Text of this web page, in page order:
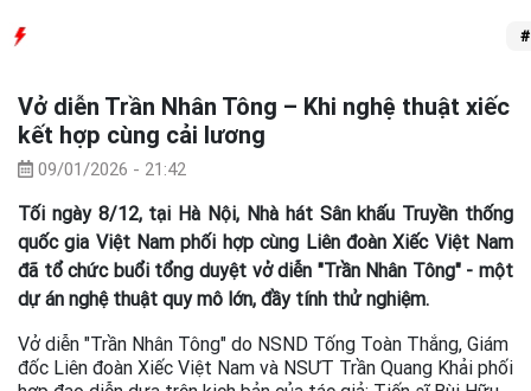
#
Vở diễn Trần Nhân Tông – Khi nghệ thuật xiếc
kết hợp cùng cải lương
09/01/2026 - 21:42
Tối ngày 8/12, tại Hà Nội, Nhà hát Sân khấu Truyền thống
quốc gia Việt Nam phối hợp cùng Liên đoàn Xiếc Việt Nam
đã tổ chức buổi tổng duyệt vở diễn "Trần Nhân Tông" - một
dự án nghệ thuật quy mô lớn, đầy tính thử nghiệm.
Vở diễn "Trần Nhân Tông" do NSND Tống Toàn Thắng, Giám
đốc Liên đoàn Xiếc Việt Nam và NSƯT Trần Quang Khải phối